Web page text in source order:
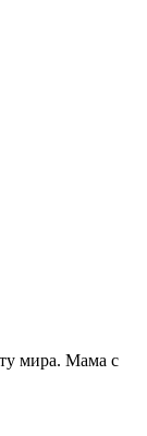
мира. Мама с